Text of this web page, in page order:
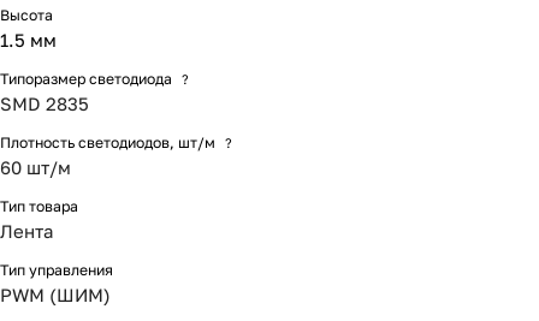
Высота
1.5 мм
Типоразмер светодиода ?
SMD 2835
Плотность светодиодов, шт/м ?
60 шт/м
Тип товара
Лента
Тип управления
PWM (ШИМ)